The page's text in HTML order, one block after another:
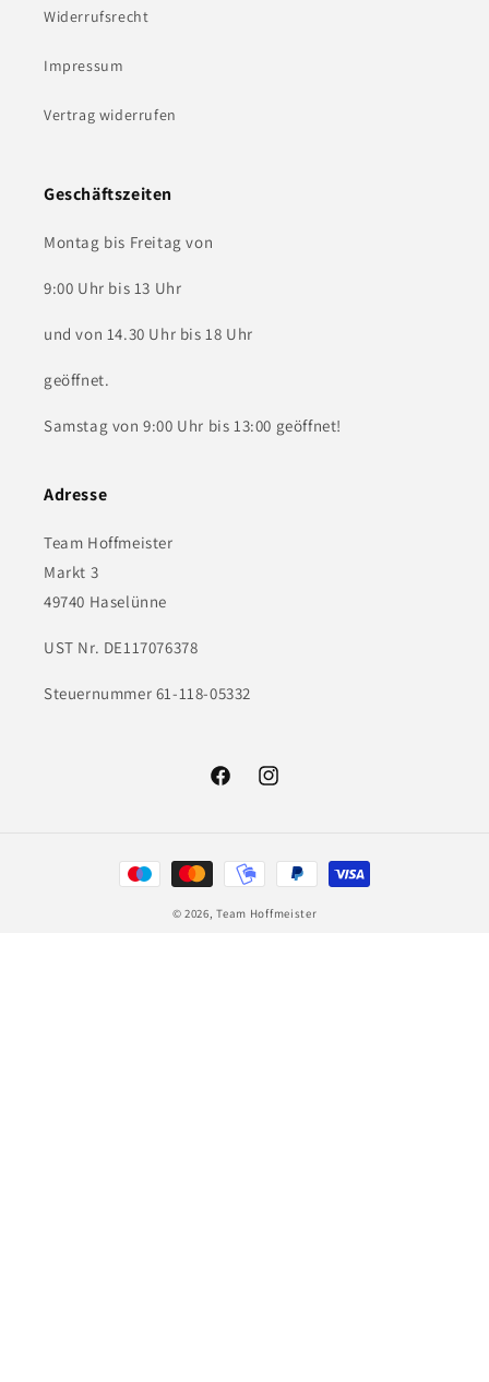
Widerrufsrecht
Impressum
Vertrag widerrufen
Geschäftszeiten
Montag bis Freitag von
9:00 Uhr bis 13 Uhr
und von 14.30 Uhr bis 18 Uhr
geöffnet.
Samstag von 9:00 Uhr bis 13:00 geöffnet!
Adresse
Team Hoffmeister
Markt 3
49740 Haselünne
UST Nr. DE117076378
Steuernummer 61-118-05332
FacebookInstagram
Zahlungsmethoden
© 2026,Team Hoffmeister